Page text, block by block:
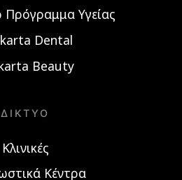
Πρόγραμμα Υγείας
Dental
Beauty
ΔΊΚΤΥΟ
Κλινικές
Κέντρα